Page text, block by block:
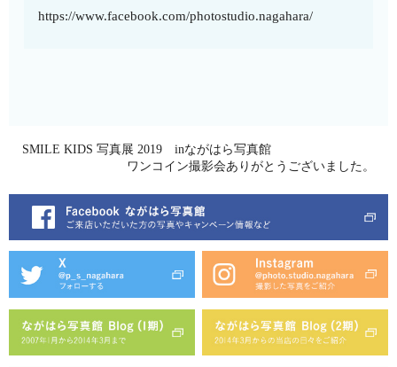
https://www.facebook.com/photostudio.nagahara/
SMILE KIDS 写真展 2019 inながはら写真館
ワンコイン撮影会ありがとうございました。